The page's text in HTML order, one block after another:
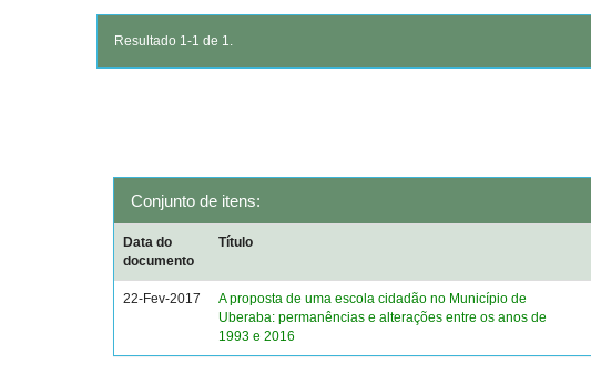
Resultado 1-1 de 1.
Conjunto de itens:
Data do
documento
Título
22-Fev-2017
A proposta de uma escola cidadão no Município de
Uberaba: permanências e alterações entre os anos de
1993 e 2016